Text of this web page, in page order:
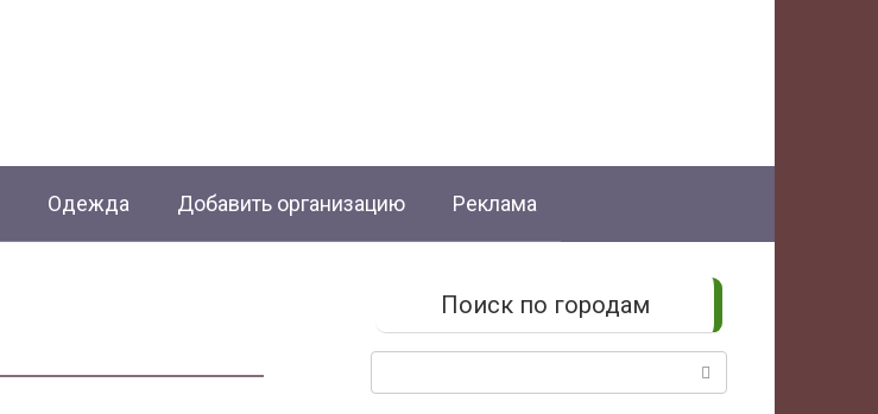
Одежда Добавить организацию Реклама
Поиск по городам